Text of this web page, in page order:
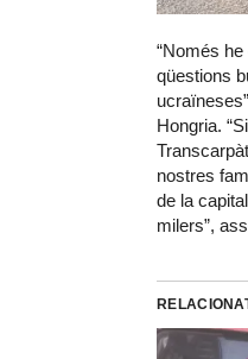
“Només
qüestions
Hongria.
nostres
de la
milers”,